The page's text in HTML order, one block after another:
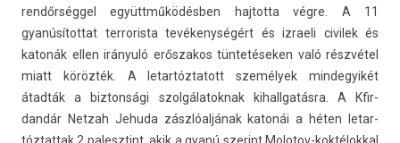
rendőrséggel együttműködésben haj­totta végre. A 11
gyanúsítot­tat ter­roris­ta tevékenységért és iz­raeli civilek és
katonák ellen irányuló erős­zakos tüntetéseken való részvétel
miatt körözték. A letar­tóztatott személyek min­degyikét
átadták a bi­zton­sági szol­gálatok­nak kihallgatás­ra. A Kfir-
dandár Net­zah Jehuda zászlóaljának katonái a héten letar­